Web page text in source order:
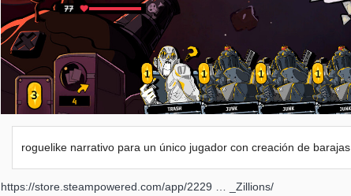
roguelike narrativo para un único jugador con creación de barajas
https://store.steampowered.com/app/2229 … _Zillions/